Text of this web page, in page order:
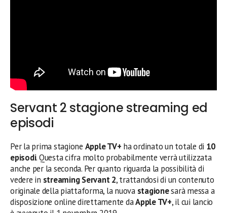
Servant 2 stagione streaming ed
episodi
Per la prima stagione Apple TV+ ha ordinato un totale di 10
episodi. Questa cifra molto probabilmente verrà utilizzata
anche per la seconda. Per quanto riguarda la possibilità di
vedere in streaming Servant 2, trattandosi di un contenuto
originale della piattaforma, la nuova stagionesarà messa a
disposizione online direttamente daApple TV+, il cui lancio